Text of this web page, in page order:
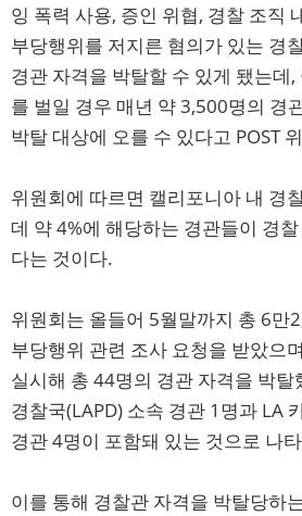
잉 폭력 사용, 증인 위협, 경찰 조직
부당행위를 저지른 혐의가 있는 경
경관 자격을 박탈할 수 있게 됐는데
를 벌일 경우 매년 약 3,500명의 경
박탈 대상에 오를 수 있다고 POST
위원회에 따르면 캘리포니아 내 경
데 약 4%에 해당하는 경관들이 경
다는 것이다.
위원회는 올들어 5월말까지 총 6만
부당행위 관련 조사 요청을 받았으
실시해 총 44명의 경관 자격을 박
경찰국(LAPD) 소속 경관 1명과 LA
경관 4명이 포함돼 있는 것으로 나
이를 통해 경찰관 자격을 박탈당하